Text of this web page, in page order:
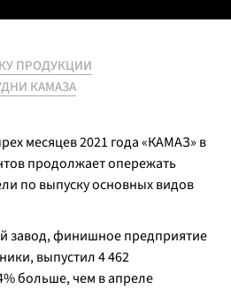
ПРОДУКЦИИ
КАМАЗА
месяцев 2021 года «КАМАЗ» в
продолжает опережать
по выпуску основных видов
завод, финишное предприятие
выпустил 4 462
больше, чем в апреле